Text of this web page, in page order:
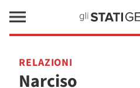
RELAZIONI
Narciso